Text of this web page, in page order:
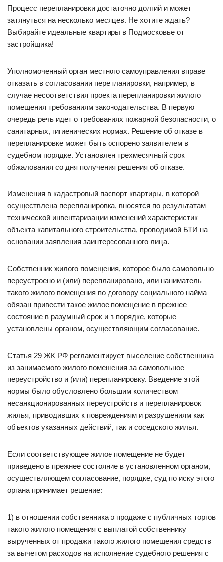
Процесс перепланировки достаточно долгий и может
затянуться на несколько месяцев. Не хотите ждать?
Выбирайте идеальные квартиры в Подмосковье от
застройщика!
Уполномоченный орган местного самоуправления вправе
отказать в согласовании перепланировки, например, в
случае несоответствия проекта перепланировки жилого
помещения требованиям законодательства. В первую
очередь речь идет о требованиях пожарной безопасности, о
санитарных, гигиенических нормах. Решение об отказе в
перепланировке может быть оспорено заявителем в
судебном порядке. Установлен трехмесячный срок
обжалования со дня получения решения об отказе.
Изменения в кадастровый паспорт квартиры, в которой
осуществлена перепланировка, вносятся по результатам
технической инвентаризации изменений характеристик
объекта капитального строительства, проводимой БТИ на
основании заявления заинтересованного лица.
Собственник жилого помещения, которое было самовольно
переустроено и (или) перепланировано, или наниматель
такого жилого помещения по договору социального найма
обязан привести такое жилое помещение в прежнее
состояние в разумный срок и в порядке, которые
установлены органом, осуществляющим согласование.
Статья 29 ЖК РФ регламентирует выселение собственника
из занимаемого жилого помещения за самовольное
переустройство и (или) перепланировку. Введение этой
нормы было обусловлено большим количеством
несанкционированных переустройств и перепланировок
жилья, приводивших к повреждениям и разрушениям как
объектов указанных действий, так и соседского жилья.
Если соответствующее жилое помещение не будет
приведено в прежнее состояние в установленном органом,
осуществляющем согласование, порядке, суд по иску этого
органа принимает решение:
1) в отношении собственника о продаже с публичных торгов
такого жилого помещения с выплатой собственнику
вырученных от продажи такого жилого помещения средств
за вычетом расходов на исполнение судебного решения с